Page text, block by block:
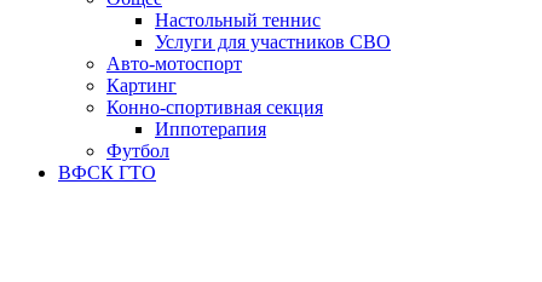
Настольный теннис
Услуги для участников СВО
Авто-мотоспорт
Картинг
Конно-спортивная секция
Иппотерапия
Футбол
ВФСК ГТО